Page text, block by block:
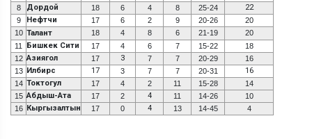
8 Дордой 18 6 4 8 25-24 22
9 Нефтчи 17 6 2 9 20-26
20
10 Талант 18 4 8 6 21-19
20
11
Бишкек Сити 17 4 6 7 15-22
18
12 Азиягол 17 3 7 7 20-29
16
13 Илбирс 17 3 7 7 20-31 16
14 Токтогул 17 4 2 11 15-28
14
15 Абдыш-Ата 17 2 4 11 14-26
10
16 Кыргызалтын 17 0 4 13 14-45 4